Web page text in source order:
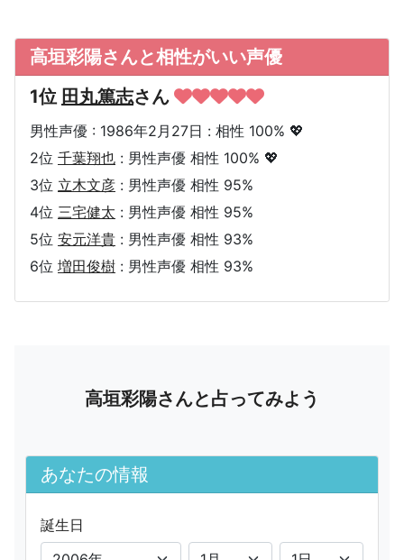
高垣彩陽さんと相性がいい声優
1位 田丸篤志さん
男性声優 : 1986年2月27日 : 相性 100% 💖
2位 千葉翔也 : 男性声優 相性 100% 💖
3位 立木文彦 : 男性声優 相性 95%
4位 三宅健太 : 男性声優 相性 95%
5位 安元洋貴 : 男性声優 相性 93%
6位 増田俊樹 : 男性声優 相性 93%
高垣彩陽さんと占ってみよう
あなたの情報
誕生日